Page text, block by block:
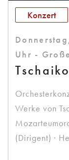
Konzert
Uhr -
Werke von
(Dirigent) ·